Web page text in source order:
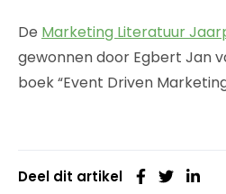
De Marketing Literatuur
gewonnen door Egbert Jan
boek “Event Driven
Deel dit artikel